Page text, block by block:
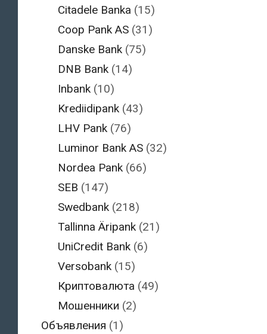
Citadele Banka (15)
Coop Pank AS (31)
Danske Bank (75)
DNB Bank (14)
Inbank (10)
Krediidipank (43)
LHV Pank (76)
Luminor Bank AS (32)
Nordea Pank (66)
SEB (147)
Swedbank (218)
Tallinna Äripank (21)
UniCredit Bank (6)
Versobank (15)
Криптовалюта (49)
Мошенники (2)
Объявления (1)